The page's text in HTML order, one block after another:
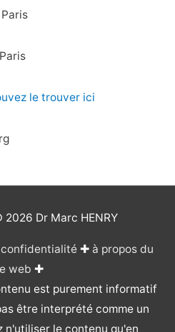
le trouver ici
2026 Dr Marc HENRY
confidentialité✚ à propos du
web ✚
est purement informatif
être interprété comme un
n'utiliser le contenu qu'en